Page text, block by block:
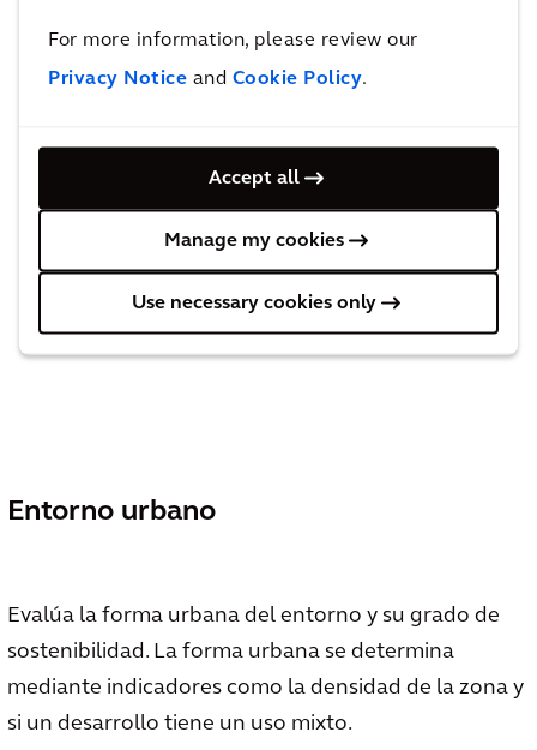
For more information, please review our
Privacy Notice and Cookie Policy.
Accept all
Manage my cookies
Use necessary cookies only
Entorno urbano
Evalúa la forma urbana del entorno y su grado de
sostenibilidad. La forma urbana se determina
mediante indicadores como la densidad de la zona y
si un desarrollo tiene un uso mixto.